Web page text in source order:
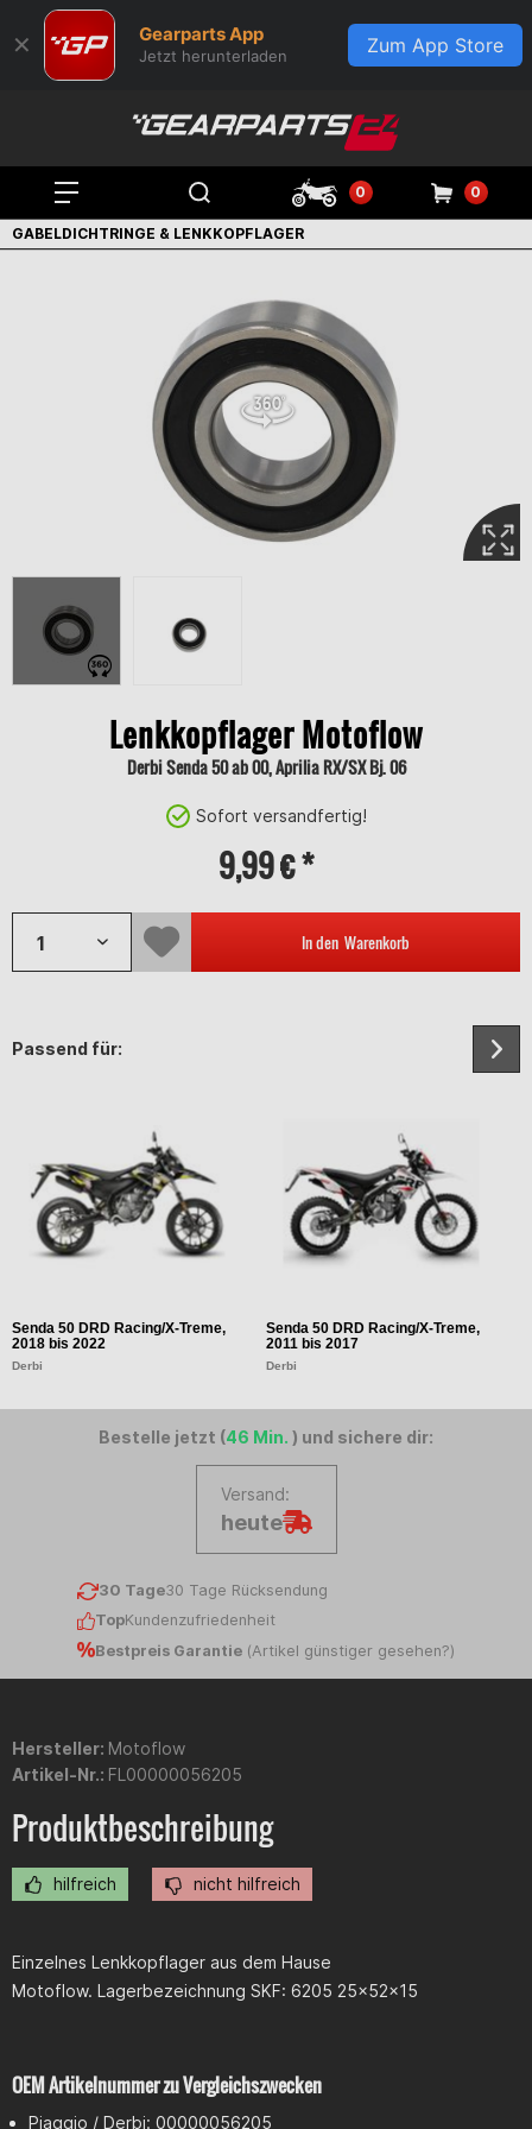
✕ Gearparts App
Jetzt herunterladen Zum App Store
0 0
GABELDICHTRINGE & LENKKOPFLAGER
Lenkkopflager Motoflow
Derbi Senda 50 ab 00, Aprilia RX/SX Bj. 06
Sofort versandfertig!
9,99 € *
In den Warenkorb
Passend für:
Senda 50 DRD Racing/X-Treme,
2018 bis 2022
Derbi
Senda 50 DRD Racing/X-Treme,
2011 bis 2017
Derbi
Bestelle jetzt (46 Min. ) und sichere dir:
Versand:
heute
30 Tage30 Tage Rücksendung
TopKundenzufriedenheit
Bestpreis Garantie (Artikel günstiger gesehen?)
Hersteller: Motoflow
Artikel-Nr.: FL00000056205
Produktbeschreibung
hilfreich nicht hilfreich
Einzelnes Lenkkopflager aus dem Hause
Motoflow. Lagerbezeichnung SKF: 6205 25x52x15
OEM Artikelnummer zu Vergleichszwecken
Piaggio / Derbi: 00000056205